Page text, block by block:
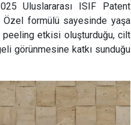
Uluslararası ISIF Patent
Özel formülü sayesinde yaşa
peeling etkisi oluşturduğu, cilt
görünmesine katkı sunduğu